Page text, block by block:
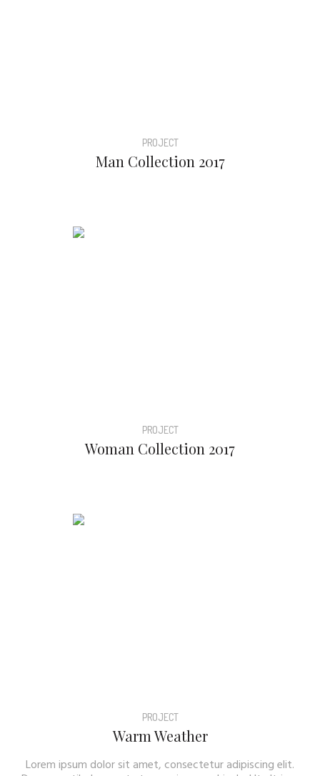
PROJECT
Man Collection 2017
PROJECT
Woman Collection 2017
PROJECT
Warm Weather
Lorem ipsum dolor sit amet, consectetur adipiscing elit.